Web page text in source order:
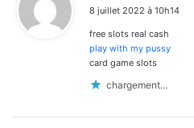
t
8 juillet 2022 à 10h14
free slots real cash
play with my pussy
card game slots
chargement…